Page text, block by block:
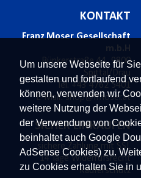
Um unsere Webseite für
gestalten und fortlaufend
können, verwenden wir
weitere Nutzung der
der Verwendung von
beinhaltet auch Google
AdSense Cookies) zu.
zu Cookies erhalten Sie in
KONTAKT
Franz Moser Gesellschaft
m.b.H
Bünkerstraße 44,9800
Spittal/Drau
Tel. +43 4762 5401
E-Mail: shop@fmoser.at
SICHER EINKAUFEN
sichere Zahlung mit SSL
14 Tage Widerrufsrecht
Käuferschutz